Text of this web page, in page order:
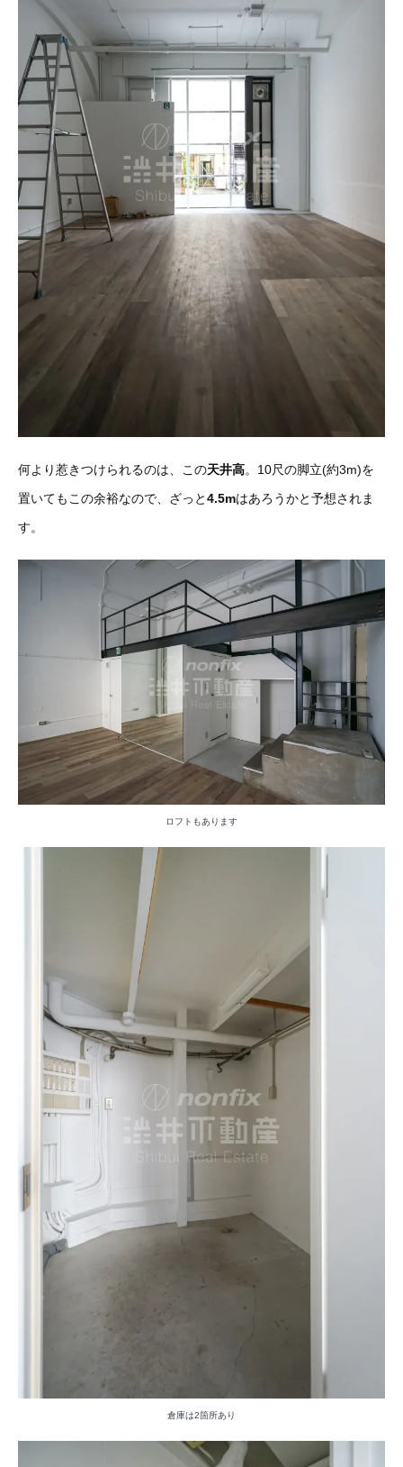
何より惹きつけられるのは、この天井高。10尺の脚立(約3m)を
置いてもこの余裕なので、ざっと4.5mはあろうかと予想されま
す。
ロフトもあります
倉庫は2箇所あり